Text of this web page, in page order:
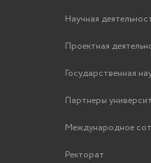
Научная
Проектная
Государственная
Партнеры
Международное
Ректорат